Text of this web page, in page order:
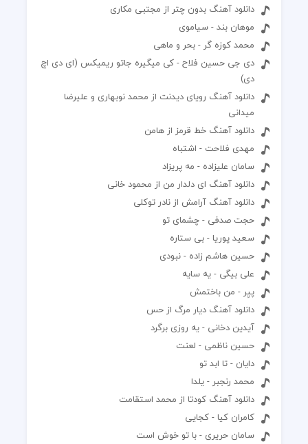
دانلود آهنگ بدون چتر از مجتبی مکاری
موهان بند - سیاموی
محمد کوزه گر - بحر و ماهی
دی جی حسین فلاح - کی میگیره جاتو ریمیکس (ای دی اچ
دی)
دانلود آهنگ رویای دیدنت از محمد نوبهاری و علیرضا
میدانی
دانلود آهنگ خط قرمز از هامن
مهدی فلاحت - اشتباه
سامان علیزاده - مه پریزاد
دانلود آهنگ ای دلدار من از محمود خانی
دانلود آهنگ آرامش از نادر توکلی
حجت صدفی - چشمای تو
سعید پوریا - بی ستاره
حسین هاشم زاده - نبودی
علی بیگی - یه سایه
پیِر - من باختمش
دانلود آهنگ دیار مرگ از حس
آیدین دخانی - یه روزی برگرد
حسین ناظمی - لعنت
دایان - تا ابد تو
محمد رنجبر - یلدا
دانلود آهنگ کودتا از محمد استقامت
کامران کیا - کجایی
سامان حریری - با تو خوش است